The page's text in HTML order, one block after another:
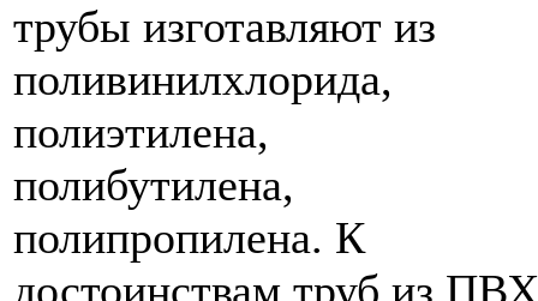
трубы изготавляют из
поливинилхлорида,
полиэтилена,
полибутилена,
полипропилена. К
достоинствам труб из ПВХ